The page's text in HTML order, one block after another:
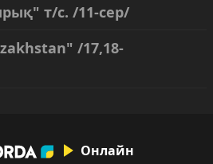
т/с. /11-сер/
/17,18-
Онлайн